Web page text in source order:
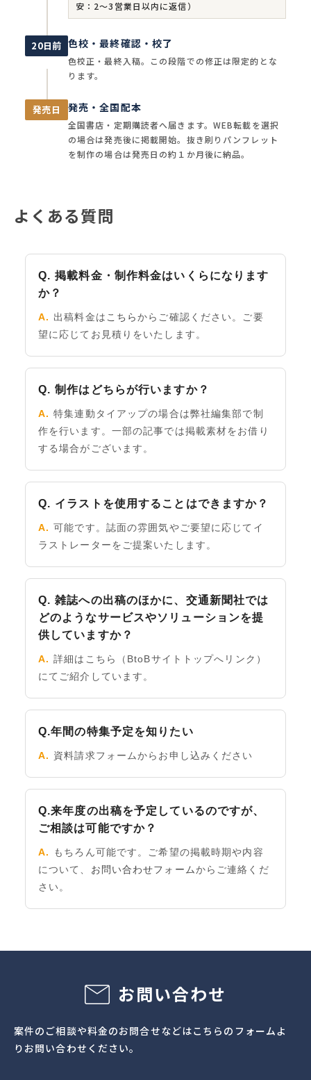
安：2〜3営業日以内に返信）
20日前 色校・最終確認・校了
色校正・最終入稿。この段階での修正は限定的とな
ります。
発売日 発売・全国配本
全国書店・定期購読者へ届きます。WEB転載を選択
の場合は発売後に掲載開始。抜き刷りパンフレット
を制作の場合は発売日の約１か月後に納品。
よくある質問
Q. 掲載料金・制作料金はいくらになります
か？
A. 出稿料金はこちらからご確認ください。ご要
望に応じてお見積りをいたします。
Q. 制作はどちらが行いますか？
A. 特集連動タイアップの場合は弊社編集部で制
作を行います。一部の記事では掲載素材をお借り
する場合がございます。
Q. イラストを使用することはできますか？
A. 可能です。誌面の雰囲気やご要望に応じてイ
ラストレーターをご提案いたします。
Q. 雑誌への出稿のほかに、交通新聞社では
どのようなサービスやソリューションを提
供していますか？
A. 詳細はこちら（BtoBサイトトップへリンク）
にてご紹介しています。
Q.年間の特集予定を知りたい
A. 資料請求フォームからお申し込みください
Q.来年度の出稿を予定しているのですが、
ご相談は可能ですか？
A.
もちろん可能です。ご希望の掲載時期や内容
について、 お問い合わせフォームからご連絡くだ
さい。
お問い合わせ
案件のご相談や料金のお問合せなどはこちらのフォームよ
りお問い合わせください。